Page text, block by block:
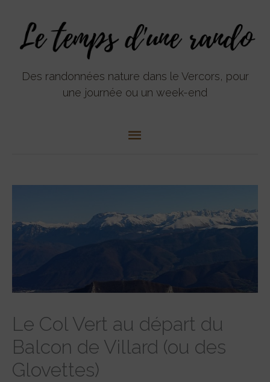
contenu
Des randonnées nature dans le Vercors, pour
une journée ou un week-end
principal
Le Col Vert au départ du
Balcon de Villard (ou des
Glovettes)